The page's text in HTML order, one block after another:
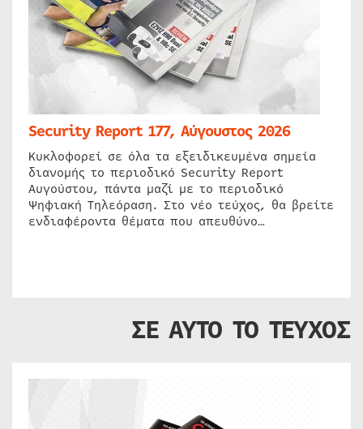
Security Report 177, Αύγουστος 2026
Κυκλοφορεί σε όλα τα εξειδικευμένα σημεία
διανομής το περιοδικό Security Report
Αυγούστου, πάντα μαζί με το περιοδικό
Ψηφιακή Τηλεόραση. Στο νέο τεύχος, θα βρείτε
ενδιαφέροντα θέματα που απευθύνο…
ΣΕ ΑΥΤΟ ΤΟ ΤΕΥΧΟΣ